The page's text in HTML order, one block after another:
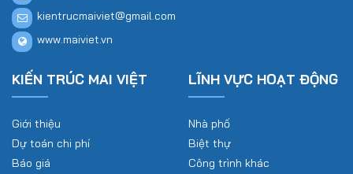
kientrucmaiviet@gmail.com
www.maiviet.vn
KIẾN TRÚC MAI VIỆT
Giới thiệu
Dự toán chi phí
Báo giá
LĨNH VỰC HOẠT ĐỘNG
Nhà phố
Biệt thự
Công trình khác